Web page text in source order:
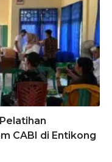
CABI di Entikong